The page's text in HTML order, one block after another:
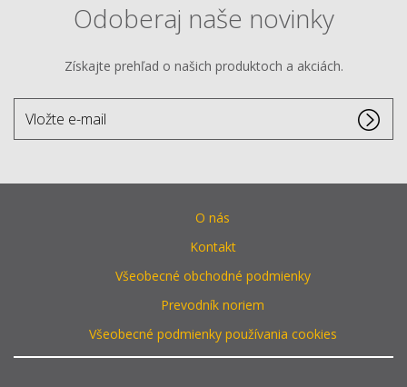
Odoberaj naše novinky
Získajte prehľad o našich produktoch a akciách.
O nás
Kontakt
Všeobecné obchodné podmienky
Prevodník noriem
Všeobecné podmienky používania cookies